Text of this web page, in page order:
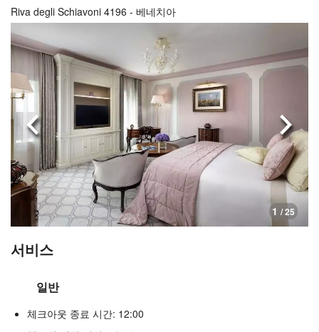
Riva degli Schiavoni 4196 - 베네치아
1 / 25
이전으로 다음
서비스
일반
체크아웃 종료 시간: 12:00